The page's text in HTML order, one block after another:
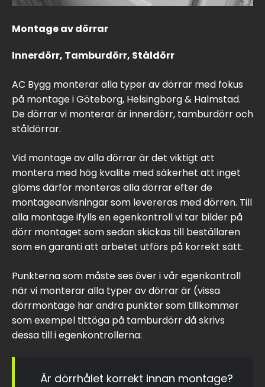
Montage av dörrar
Innerdörr, Tamburdörr, Ståldörr
AC Bygg monterar alla typer av dörrar med fokus
på montage i Göteborg, Helsingborg & Halmstad.
De dörrar vi monterar är innerdörr, tamburdörr och
ståldörrar.
Vid montage av alla dörrar är det viktigt att
montera med hög kvalite med säkerhet att inget
glöms därför monteras alla dörrar efter de
montageanvisningar som levereras med dörren. Till
alla montage ifylls en egenkontroll vi tar bilder på
dörr montaget som sedan skickas till beställaren
som en garanti att arbetet utförs på korrekt sätt.
Punkterna som måste ses över i vår egenkontroll
när vi monterar alla typer av dörrar är (vissa
dörrmontage har andra punkter som tillkommer
som exempel tittöga på tamburdörr då skrivs
dessa till i egenkontrollerna:
Är dörrhålet korrekt innan montage?